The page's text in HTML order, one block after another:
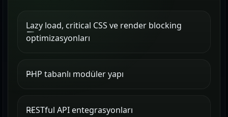
Lazy load, critical CSS ve render blocking
optimizasyonları
PHP tabanlı modüler yapı
RESTful API entegrasyonları